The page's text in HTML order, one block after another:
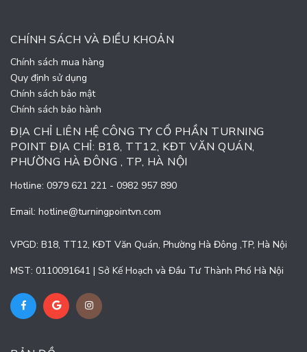
CHÍNH SÁCH VÀ ĐIỀU KHOẢN
Chính sách mua hàng
Quy định sử dụng
Chính sách bảo mật
Chính sách bảo hành
ĐỊA CHỈ LIÊN HỆ CÔNG TY CỔ PHẦN TURNING
POINT ĐỊA CHỈ: B18, TT12, KĐT VĂN QUÁN,
PHƯỜNG HÀ ĐÔNG , TP, HÀ NỘI
Hotline: 0979 621 221 - 0982 957 890
Email: hotline@turningpointvn.com
VPGD: B18, TT12, KĐT Văn Quán, Phường Hà Đông ,TP, Hà Nội
MST: 0110091641 | Sở Kế Hoạch và Đầu Tư Thành Phố Hà Nội